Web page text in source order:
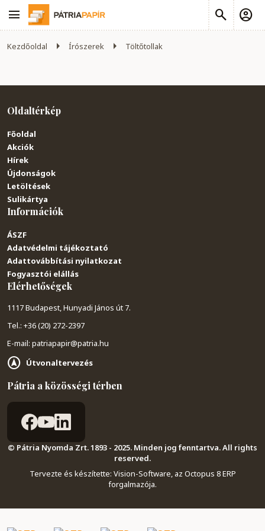
Kezdőoldal Írószerek Töltőtollak
Oldaltérkép
Főoldal
Akciók
Hírek
Újdonságok
Letöltések
Sulikártya
Információk
ÁSZF
Adatvédelmi tájékoztató
Adattovábbítási nyilatkozat
Fogyasztói elállás
Elérhetőségek
1117 Budapest, Hunyadi János út 7.
Tel.: +36 (20) 272-2397
E-mail: patriapapir@patria.hu
Útvonaltervezés
Pátria a közösségi térben
© Pátria Nyomda Zrt. 1893 - 2025. Minden jog fenntartva. All rights
reserved.
Tervezte és készítette: Vision-Software, az Octopus 8 ERP
forgalmazója.